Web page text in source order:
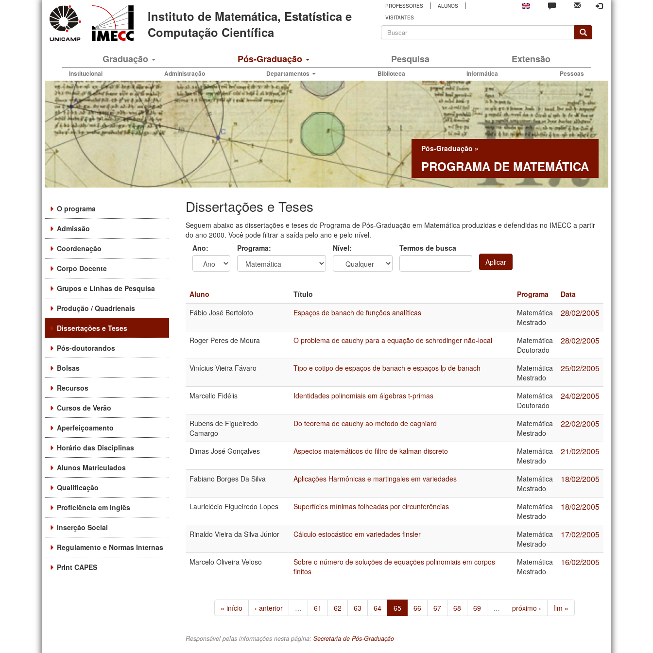
Instituto de Matemática, Estatística e
Computação Científica
PROFESSORES | ALUNOS |
VISITANTES
Formulário
busca
Graduação Pós-Graduação Pesquisa Extensão
Institucional Administração Departamentos Biblioteca Informática Pessoas
Pós-Graduação »
PROGRAMA DE MATEMÁTICA
O programa
Admissão
Coordenação
Corpo Docente
Grupos e Linhas de Pesquisa
Produção / Quadrienais
Dissertações e Teses
Pós-doutorandos
Bolsas
Recursos
Cursos de Verão
Aperfeiçoamento
Horário das Disciplinas
Alunos Matriculados
Qualificação
Proficiência em Inglês
Inserção Social
Regulamento e Normas Internas
PrInt CAPES
Dissertações e Teses
Seguem abaixo as dissertações e teses do Programa de Pós-Graduação em Matemática produzidas e defendidas no IMECC a partir
do ano 2000. Você pode filtrar a saída pelo ano e pelo nível.
Ano:
Programa: Nível:
Termos de busca
Aplicar
Aluno Título Programa
Data
Fábio José Bertoloto
Espaços de banach de funções analíticas
Matemática
Mestrado
28/02/2005
Roger Peres de Moura O problema de cauchy para a equação de schrodinger não-local
Matemática
Doutorado
28/02/2005
Vinícius Vieira Fávaro Tipo e cotipo de espaços de banach e espaços lp de banach
Matemática
Mestrado
25/02/2005
Marcello Fidélis Identidades polinomiais em álgebras t-primas
Matemática
Doutorado
24/02/2005
Rubens de Figueiredo
Camargo
Do teorema de cauchy ao método de cagniard
Matemática
Mestrado
22/02/2005
Dimas José Gonçalves Aspectos matemáticos do filtro de kalman discreto
Matemática
Mestrado
21/02/2005
Fabiano Borges Da Silva Aplicações Harmônicas e martingales em variedades
Matemática
Mestrado
18/02/2005
Lauriclécio Figueiredo Lopes Superfícies mínimas folheadas por circunferências
Matemática
Mestrado
18/02/2005
Rinaldo Vieira da Silva Júnior Cálculo estocástico em variedades finsler
Matemática
Mestrado
17/02/2005
Marcelo Oliveira Veloso
Sobre o número de soluções de equações polinomiais em corpos
finitos
Matemática
Mestrado
16/02/2005
« início ‹ anterior … 61 62 63 64 65 66 67 68 69 … próximo › fim »
Responsável pelas informações nesta página: Secretaria de Pós-Graduação